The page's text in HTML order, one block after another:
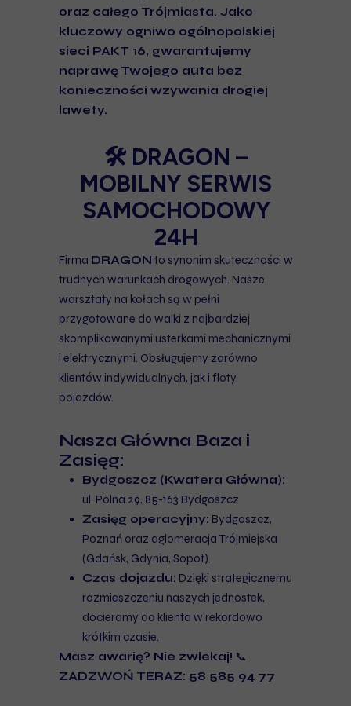
oraz całego Trójmiasta. Jako
kluczowy ogniwo ogólnopolskiej
sieci PAKT 16, gwarantujemy
naprawę Twojego auta bez
konieczności wzywania drogiej
lawety.
🛠️ DRAGON –
MOBILNY SERWIS
SAMOCHODOWY
24H
Firma DRAGON to synonim skuteczności w
trudnych warunkach drogowych. Nasze
warsztaty na kołach są w pełni
przygotowane do walki z najbardziej
skomplikowanymi usterkami mechanicznymi
i elektrycznymi. Obsługujemy zarówno
klientów indywidualnych, jak i floty
pojazdów.
Nasza Główna Baza i
Zasięg:
Bydgoszcz (Kwatera Główna):
ul. Polna 29, 85-163 Bydgoszcz
Zasięg operacyjny: Bydgoszcz,
Poznań oraz aglomeracja Trójmiejska
(Gdańsk, Gdynia, Sopot).
Czas dojazdu: Dzięki strategicznemu
rozmieszczeniu naszych jednostek,
docieramy do klienta w rekordowo
krótkim czasie.
Masz awarię? Nie zwlekaj! 📞
ZADZWOŃ TERAZ: 58 585 94 77